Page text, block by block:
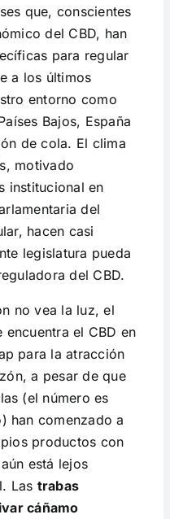
que, conscientes
del CBD, han
para regular
a los últimos
entorno como
Bajos, España
de cola. El clima
motivado
institucional en
del
hacen casi
legislatura pueda
del CBD.
no vea la luz, el
el CBD en
para la atracción
a pesar de que
(el número es
han comenzado a
productos con
está lejos
Las trabas
cáñamo